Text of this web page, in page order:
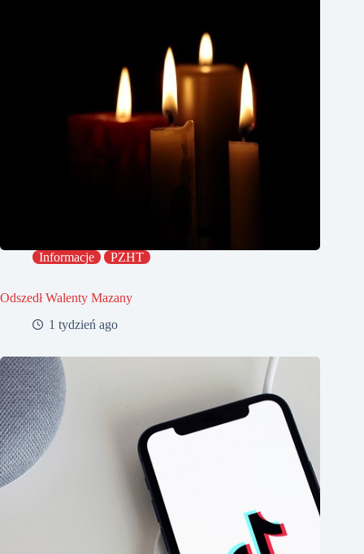
Informacje PZHT
Odszedł Walenty Mazany
1 tydzień ago